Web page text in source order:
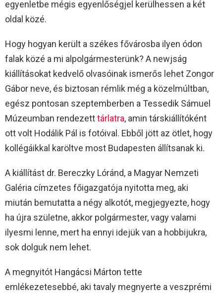
egyenletbe mégis egyenlőségjel kerülhessen a két
oldal közé.
Hogy hogyan került a székes fővárosba ilyen ódon
falak közé a mi alpolgármesterünk? A newjság
kiállításokat kedvelő olvasóinak ismerős lehet Zongor
Gábor neve, és biztosan rémlik még a közelmúltban,
egész pontosan szeptemberben a Tessedik Sámuel
Múzeumban rendezetttárlatra, amin társkiállítóként
ott volt Hodálik Pál is fotóival. Ebből jött az ötlet, hogy
kollégáikkal karöltve most Budapesten állítsanak ki.
A kiállítást dr. Bereczky Lóránd, a Magyar Nemzeti
Galéria címzetes főigazgatója nyitotta meg, aki
miután bemutatta a négy alkotót, megjegyezte, hogy
ha újra születne, akkor polgármester, vagy valami
ilyesmi lenne, mert ha ennyi idejük van a hobbijukra,
sok dolguk nem lehet.
A megnyitót Hangácsi Márton tette
emlékezetesebbé, aki tavaly megnyerte a veszprémi